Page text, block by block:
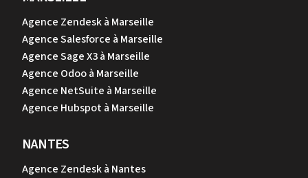
Agence Zendesk à Marseille
Agence Salesforce à Marseille
Agence Sage X3 à Marseille
Agence Odoo à Marseille
Agence NetSuite à Marseille
Agence Hubspot à Marseille
NANTES
Agence Zendesk à Nantes